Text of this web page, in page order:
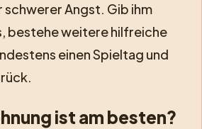
Angst. Gib ihm
bestehe weitere hilfreiche
einen Spieltag und
ist am besten?